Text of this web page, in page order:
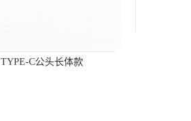
TYPE-C公头长体款